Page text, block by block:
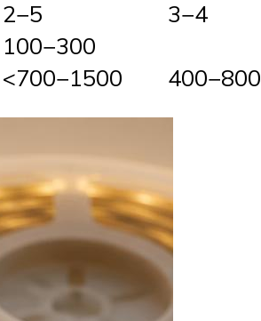
2−5 3−4
100−300
<700−1500 400−800